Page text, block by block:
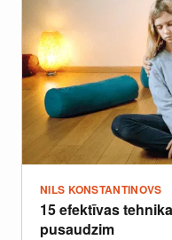
NILS KONSTANTINOVS
15 efektīvas
pusaudzim